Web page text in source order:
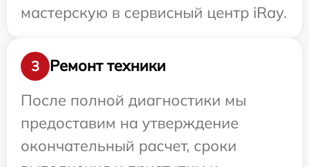
мастерскую в сервисный центр iRay.
3
Ремонт техники
После полной диагностики мы
предоставим на утверждение
окончательный расчет, сроки